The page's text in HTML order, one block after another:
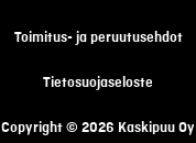
Copyright © 2026 Kaskipuu Oy
Tietosuojaseloste
Toimitus- ja peruutusehdot